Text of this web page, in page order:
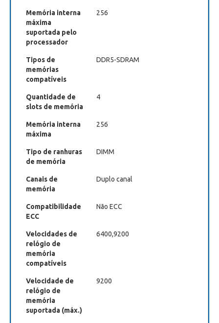
Memória interna
máxima
suportada pelo
processador
256
Tipos de
memórias
compatíveis
DDR5-SDRAM
Quantidade de
slots de memória
4
Memória interna
máxima
256
Tipo de ranhuras
de memória
DIMM
Canais de
memória
Duplo canal
Compatibilidade
ECC
Não ECC
Velocidades de
relógio de
memória
compatíveis
6400,9200
Velocidade de
relógio de
memória
suportada (máx.)
9200